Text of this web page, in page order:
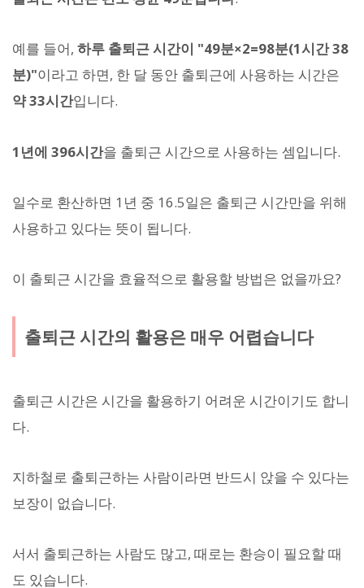
예를 들어, 하루 출퇴근 시간이 "49분×2=98분(1시간 38
분)"이라고 하면, 한 달 동안 출퇴근에 사용하는 시간은
약 33시간입니다.
1년에 396시간을 출퇴근 시간으로 사용하는 셈입니다.
일수로 환산하면 1년 중 16.5일은 출퇴근 시간만을 위해
사용하고 있다는 뜻이 됩니다.
이 출퇴근 시간을 효율적으로 활용할 방법은 없을까요?
출퇴근 시간의 활용은 매우 어렵습니다
출퇴근 시간은 시간을 활용하기 어려운 시간이기도 합니
다.
지하철로 출퇴근하는 사람이라면 반드시 앉을 수 있다는
보장이 없습니다.
서서 출퇴근하는 사람도 많고, 때로는 환승이 필요할 때
도 있습니다.